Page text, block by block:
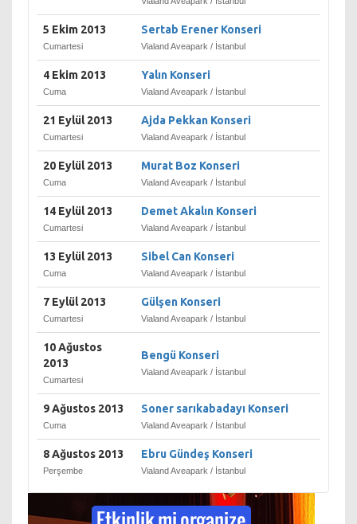
5 Ekim 2013
Cumartesi
Sertab Erener Konseri
Vialand Aveapark / İstanbul
4 Ekim 2013
Cuma
Yalın Konseri
Vialand Aveapark / İstanbul
21 Eylül 2013
Cumartesi
Ajda Pekkan Konseri
Vialand Aveapark / İstanbul
20 Eylül 2013
Cuma
Murat Boz Konseri
Vialand Aveapark / İstanbul
14 Eylül 2013
Cumartesi
Demet Akalın Konseri
Vialand Aveapark / İstanbul
13 Eylül 2013
Cuma
Sibel Can Konseri
Vialand Aveapark / İstanbul
7 Eylül 2013
Cumartesi
Gülşen Konseri
Vialand Aveapark / İstanbul
10 Ağustos
2013
Cumartesi
Bengü Konseri
Vialand Aveapark / İstanbul
9 Ağustos 2013
Cuma
Soner sarıkabadayı Konseri
Vialand Aveapark / İstanbul
8 Ağustos 2013
Perşembe
Ebru Gündeş Konseri
Vialand Aveapark / İstanbul